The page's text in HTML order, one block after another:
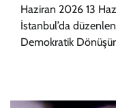
Haziran 2026 13
İstanbul’da
Demokratik